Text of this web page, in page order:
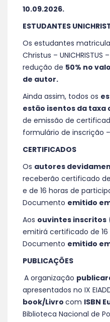
10.09.2026.
ESTUDANTES
Os estudantes
Christus –
redução de 50% no
de autor.
Ainda assim, todos os
estão isentos da taxa
de emissão de
formulário de inscrição –
CERTIFICADOS
Os autores
receberão certificado
e de 16 horas de
Documento emitido
Aos ouvintes inscritos
emitirá certificado de
Documento emitido
PUBLICAÇÕES
A organização
apresentados no IX
book/Livro com ISBN
Biblioteca Nacional de